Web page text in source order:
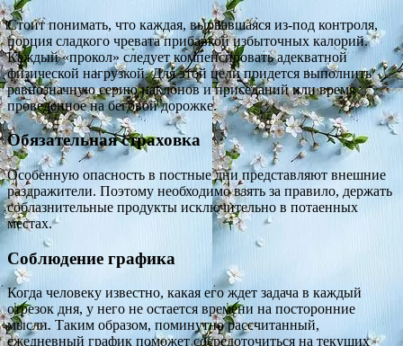
Стоит понимать, что каждая, вырвавшаяся из-под контроля,
порция сладкого чревата прибавкой избыточных калорий.
Каждый «прокол» следует компенсировать адекватной
физической нагрузкой. Для этой цели придется выполнить
равнозначную серию наклонов и приседаний или время
проведенное на беговой дорожке.
Обязательная страховка
Особенную опасность в постные дни представляют внешние
раздражители. Поэтому необходимо взять за правило, держать
соблазнительные продукты исключительно в потаенных
местах.
Соблюдение графика
Когда человеку известно, какая его ждет задача в каждый
отрезок дня, у него не остается времени на посторонние
мысли. Таким образом, поминутно рассчитанный,
ежедневный график поможет сосредоточиться на текущих